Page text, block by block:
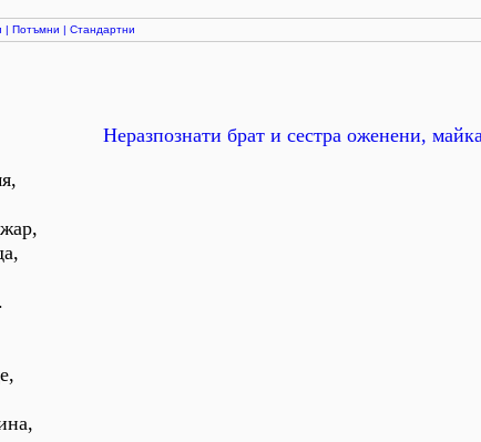
| Потъмни | Стандартни
Неразпознати брат и сестра оженени,